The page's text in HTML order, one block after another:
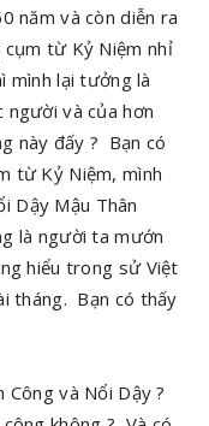
năm và còn diễn ra
từ Kỷ Niệm nhỉ
mình lại tưởng là
người và của hơn
này đấy ? Bạn có
từ Kỷ Niệm, mình
Dậy Mậu Thân
là người ta mướn
hiểu trong sử Việt
tháng. Bạn có thấy
và Nổi Dậy ?